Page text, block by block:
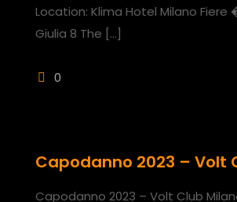
Location: Klima Hotel Milano Fiere
Giulia 8 The […]
0
Capodanno 2023 – Volt
Capodanno 2023 – Volt Club